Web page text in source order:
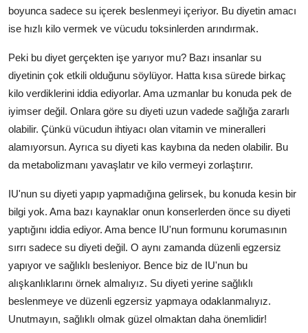
boyunca sadece su içerek beslenmeyi içeriyor. Bu diyetin amacı
ise hızlı kilo vermek ve vücudu toksinlerden arındırmak.
Peki bu diyet gerçekten işe yarıyor mu? Bazı insanlar su
diyetinin çok etkili olduğunu söylüyor. Hatta kısa sürede birkaç
kilo verdiklerini iddia ediyorlar. Ama uzmanlar bu konuda pek de
iyimser değil. Onlara göre su diyeti uzun vadede sağlığa zararlı
olabilir. Çünkü vücudun ihtiyacı olan vitamin ve mineralleri
alamıyorsun. Ayrıca su diyeti kas kaybına da neden olabilir. Bu
da metabolizmanı yavaşlatır ve kilo vermeyi zorlaştırır.
IU'nun su diyeti yapıp yapmadığına gelirsek, bu konuda kesin bir
bilgi yok. Ama bazı kaynaklar onun konserlerden önce su diyeti
yaptığını iddia ediyor. Ama bence IU'nun formunu korumasının
sırrı sadece su diyeti değil. O aynı zamanda düzenli egzersiz
yapıyor ve sağlıklı besleniyor. Bence biz de IU'nun bu
alışkanlıklarını örnek almalıyız. Su diyeti yerine sağlıklı
beslenmeye ve düzenli egzersiz yapmaya odaklanmalıyız.
Unutmayın, sağlıklı olmak güzel olmaktan daha önemlidir!